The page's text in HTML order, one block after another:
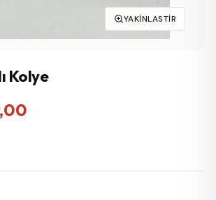
YAKINLASTIR
Kolye